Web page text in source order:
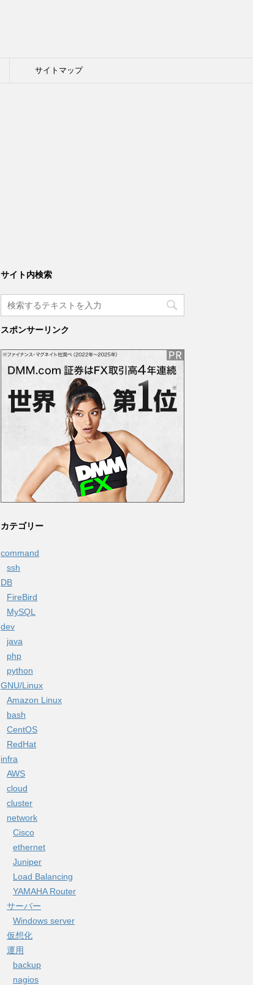
サイトマップ
サイト内検索
スポンサーリンク
カテゴリー
command
ssh
DB
FireBird
MySQL
dev
java
php
python
GNU/Linux
Amazon Linux
bash
CentOS
RedHat
infra
AWS
cloud
cluster
network
Cisco
ethernet
Juniper
Load Balancing
YAMAHA Router
サーバー
Windows server
仮想化
運用
backup
nagios